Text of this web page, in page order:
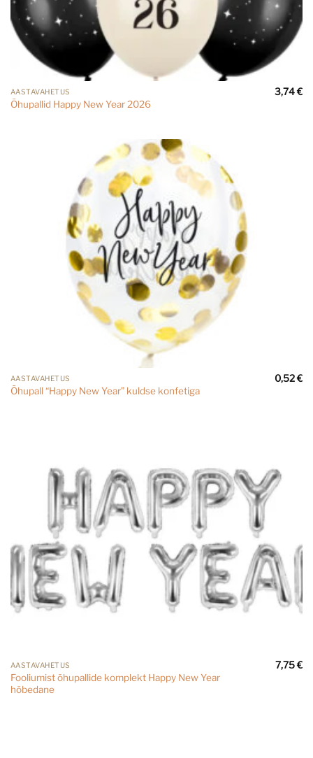
AASTAVAHETUS
Õhupallid Happy New Year 2026
3,74€
AASTAVAHETUS
Õhupall “Happy New Year” kuldse konfetiga
0,52€
AASTAVAHETUS
Fooliumist õhupallide komplekt Happy New Year
hõbedane
7,75€